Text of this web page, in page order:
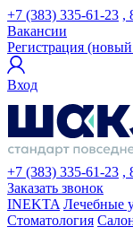
+7 (383) 335-61-23 ,
Вакансии
Регистрация
Вход
+7 (383) 335-61-23 ,
Заказать звонок
INEKTA Лечебные
Стоматология